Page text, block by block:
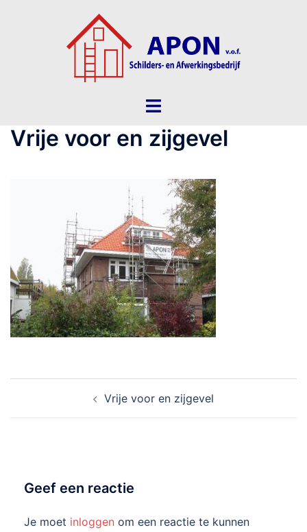
Toggle
Vrije voor en zijgevel
Vrije voor en zijgevel
Geef een reactie
Je moet inloggen om een reactie te kunnen